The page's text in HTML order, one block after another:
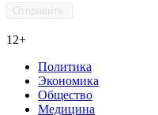
12+
Политика
Экономика
Общество
Медицина